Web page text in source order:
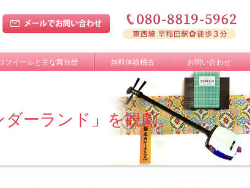
フイールと主な舞台歴 無料体験稽古 お問い合わせ
ーランド」を観劇。